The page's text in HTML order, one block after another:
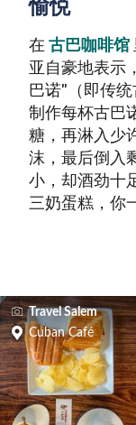
愉悦
在古巴咖啡馆
亚自豪地表示
巴诺”（即传
制作每杯古巴
糖，再淋入少
沫，最后倒入
小，却酒劲十
三奶蛋糕，你
Travel Salem
Cuban Café